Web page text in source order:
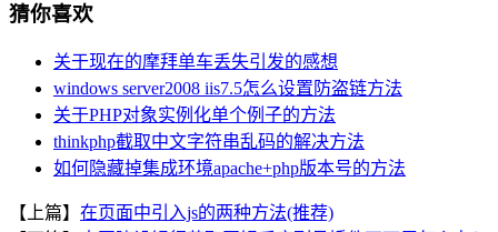
猜你喜欢
关于现在的摩拜单车丢失引发的感想
windows server2008 iis7.5怎么设置防盗链方法
关于PHP对象实例化单个例子的方法
thinkphp截取中文字符串乱码的解决方法
如何隐藏掉集成环境apache+php版本号的方法
【上篇】 在页面中引入js的两种方法(推荐)